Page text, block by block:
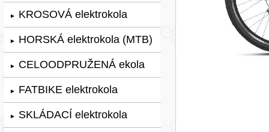
► KROSOVÁ elektrokola
► HORSKÁ elektrokola (MTB)
► CELOODPRUŽENÁ ekola
► FATBIKE elektrokola
► SKLÁDACÍ elektrokola